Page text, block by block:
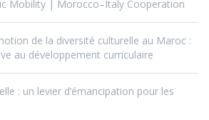
Mobility | Morocco–Italy Cooperation
de la diversité culturelle au Maroc :
au développement curriculaire
: un levier d’émancipation pour les